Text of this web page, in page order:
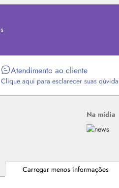
Atendimento ao cliente
Clique aqui para esclarecer suas
Na mídia
Carregar menos informações